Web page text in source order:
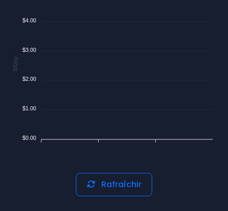
$4.00
$3.00
$2.00
$1.00
$0.00
$/Day
Rafraîchir